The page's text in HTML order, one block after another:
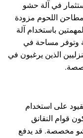
في آلة حشو
مطاحن اللحوم مزودة
باستخدام آلة
وتوفر مساحة في
الذين يرغبون في
على استخدام
قوام النقانق
مخصصة. قد يدفع